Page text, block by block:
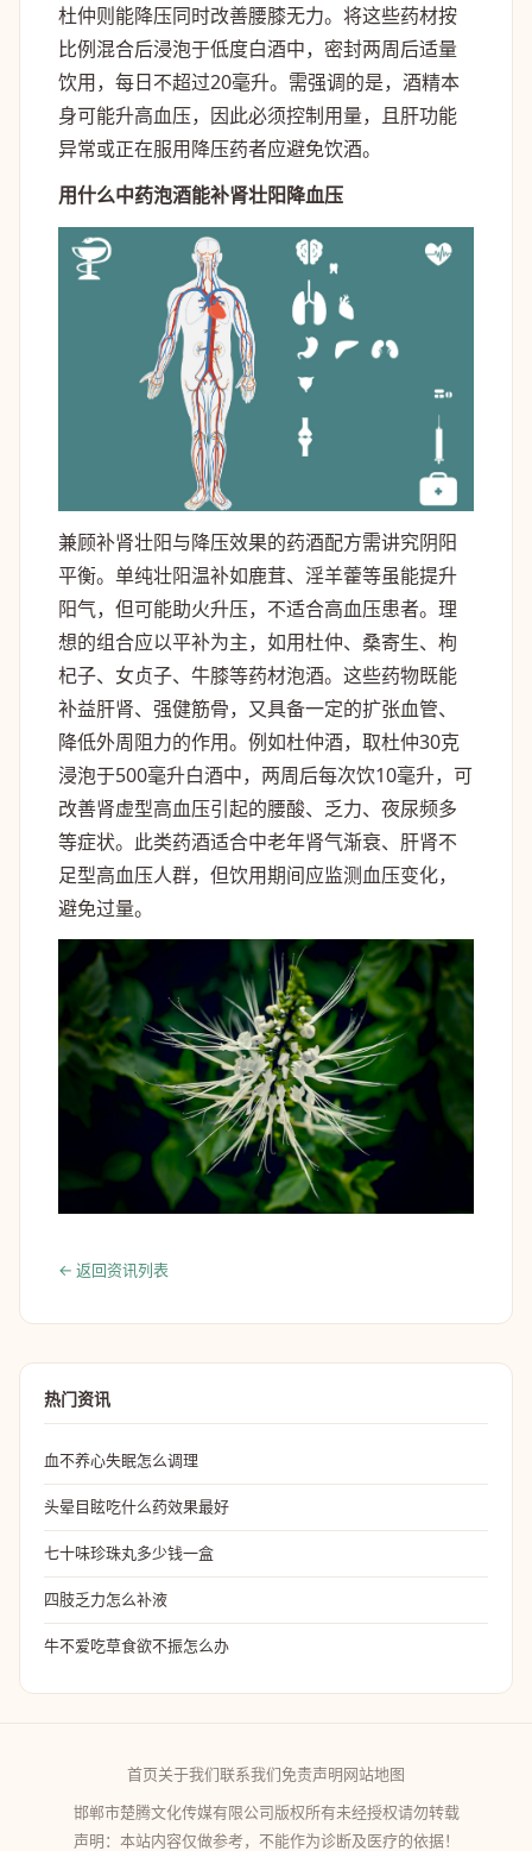
杜仲则能降压同时改善腰膝无力。将这些药材按
比例混合后浸泡于低度白酒中，密封两周后适量
饮用，每日不超过20毫升。需强调的是，酒精本
身可能升高血压，因此必须控制用量，且肝功能
异常或正在服用降压药者应避免饮酒。
用什么中药泡酒能补肾壮阳降血压
兼顾补肾壮阳与降压效果的药酒配方需讲究阴阳
平衡。单纯壮阳温补如鹿茸、淫羊藿等虽能提升
阳气，但可能助火升压，不适合高血压患者。理
想的组合应以平补为主，如用杜仲、桑寄生、枸
杞子、女贞子、牛膝等药材泡酒。这些药物既能
补益肝肾、强健筋骨，又具备一定的扩张血管、
降低外周阻力的作用。例如杜仲酒，取杜仲30克
浸泡于500毫升白酒中，两周后每次饮10毫升，可
改善肾虚型高血压引起的腰酸、乏力、夜尿频多
等症状。此类药酒适合中老年肾气渐衰、肝肾不
足型高血压人群，但饮用期间应监测血压变化，
避免过量。
← 返回资讯列表
热门资讯
血不养心失眠怎么调理
头晕目眩吃什么药效果最好
七十味珍珠丸多少钱一盒
四肢乏力怎么补液
牛不爱吃草食欲不振怎么办
首页关于我们联系我们免责声明网站地图
邯郸市楚腾文化传媒有限公司版权所有未经授权请勿转载
声明：本站内容仅做参考，不能作为诊断及医疗的依据！